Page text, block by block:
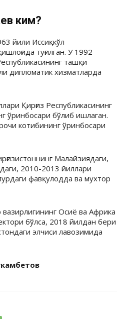
ким?
йили Иссиқкўл
туғилган. У 1992
ташқи
дипломатик хизматларда
Қирғиз Республикасининг
ўринбосари бўлиб ишлаган.
котибининг ўринбосари
Малайзиядаги,
2010-2013 йиллари
фавқулодда ва мухтор
Осиё ва Африка
бўлса, 2018 йилдан бери
элчиси лавозимида